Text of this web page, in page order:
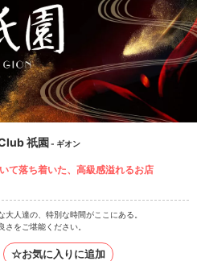
祇園 - ギオン
て落ち着いた、高級感溢れるお店
人達の、特別な時間がここにある。
をご堪能ください。
☆お気に入りに追加